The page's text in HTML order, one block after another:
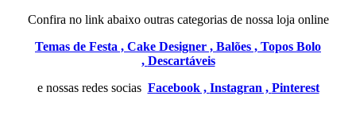
Confira no link abaixo outras categorias de nossa loja online
Temas de Festa , Cake Designer , Balões , Topos Bolo
, Descartáveis
e nossas redes socias Facebook , Instagran , Pinterest